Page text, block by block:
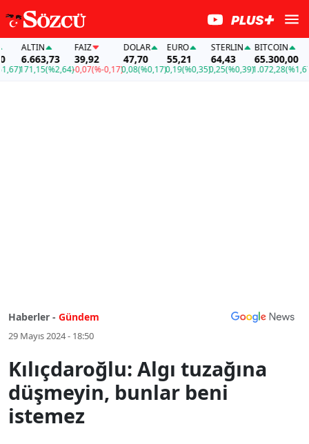
ALTIN
6.663,73
171,15(%2,64)
FAİZ
39,92
-0,07(%-0,17)
DOLAR
47,70
0,08(%0,17)
EURO
55,21
0,19(%0,35)
STERLIN
64,43
0,25(%0,39)
BITCOIN
65.300,00
1.072,28(%1,67)
Haberler - Gündem
29 Mayıs 2024 - 18:50
Kılıçdaroğlu: Algı tuzağına
düşmeyin, bunlar beni
istemez